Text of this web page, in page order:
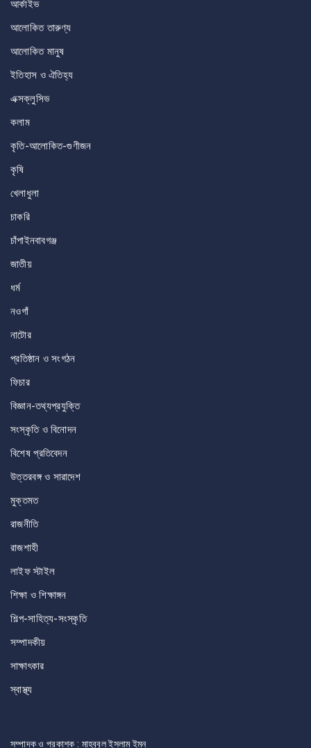
আর্কাইভ
আলোকিত তারুণ্য
আলোকিত মানুষ
ইতিহাস ও ঐতিহ্য
এক্সক্লুসিভ
কলাম
কৃতি-আলোকিত-গুণীজন
কৃষি
খেলাধুলা
চাকরি
চাঁপাইনবাবগঞ্জ
জাতীয়
ধর্ম
নওগাঁ
নাটোর
প্রতিষ্ঠান ও সংগঠন
ফিচার
বিজ্ঞান-তথ্যপ্রযুক্তি
সংস্কৃতি ও বিনোদন
বিশেষ প্রতিবেদন
উত্তরবঙ্গ ও সারাদেশ
মুক্তমত
রাজনীতি
রাজশাহী
লাইফ স্টাইল
শিক্ষা ও শিক্ষাঙ্গন
শিল্প-সাহিত্য-সংস্কৃতি
সম্পাদকীয়
সাক্ষাৎকার
স্বাস্থ্য
সম্পাদক ও প্রকাশক : মাহবুবুল ইসলাম ইমন